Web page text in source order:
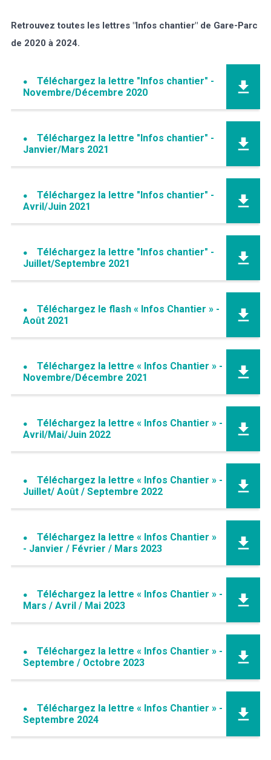
Retrouvez toutes les lettres "Infos chantier" de Gare-Parc
de 2020 à 2024.
Téléchargez la lettre "Infos chantier" -
Novembre/Décembre 2020
Téléchargez la lettre "Infos chantier" -
Janvier/Mars 2021
Téléchargez la lettre "Infos chantier" -
Avril/Juin 2021
Téléchargez la lettre "Infos chantier" -
Juillet/Septembre 2021
Téléchargez le flash « Infos Chantier » -
Août 2021
Téléchargez la lettre « Infos Chantier » -
Novembre/Décembre 2021
Téléchargez la lettre « Infos Chantier » -
Avril/Mai/Juin 2022
Téléchargez la lettre « Infos Chantier » -
Juillet/ Août / Septembre 2022
Téléchargez la lettre « Infos Chantier »
- Janvier / Février / Mars 2023
Téléchargez la lettre « Infos Chantier » -
Mars / Avril / Mai 2023
Téléchargez la lettre « Infos Chantier » -
Septembre / Octobre 2023
Téléchargez la lettre « Infos Chantier » -
Septembre 2024